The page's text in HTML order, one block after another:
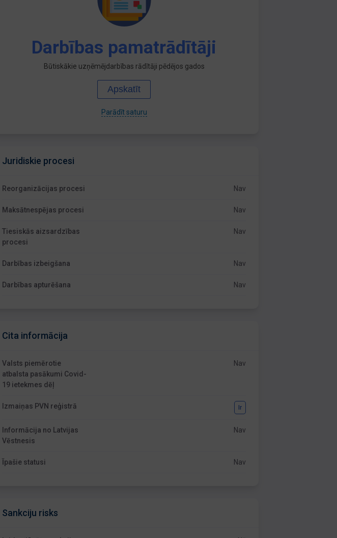
Darbības pamatrādītāji
Būtiskākie uzņēmējdarbības rādītāji pēdējos gados
Apskatīt
Parādīt saturu
Juridiskie procesi
Reorganizācijas procesi Nav
Maksātnespējas procesi Nav
Tiesiskās aizsardzības
procesi
Nav
Darbības izbeigšana Nav
Darbības apturēšana Nav
Cita informācija
Valsts piemērotie
atbalsta pasākumi Covid-
19 ietekmes dēļ
Nav
Izmaiņas PVN reģistrā Ir
Informācija no Latvijas
Vēstnesis
Nav
Īpašie statusi Nav
Sankciju risks